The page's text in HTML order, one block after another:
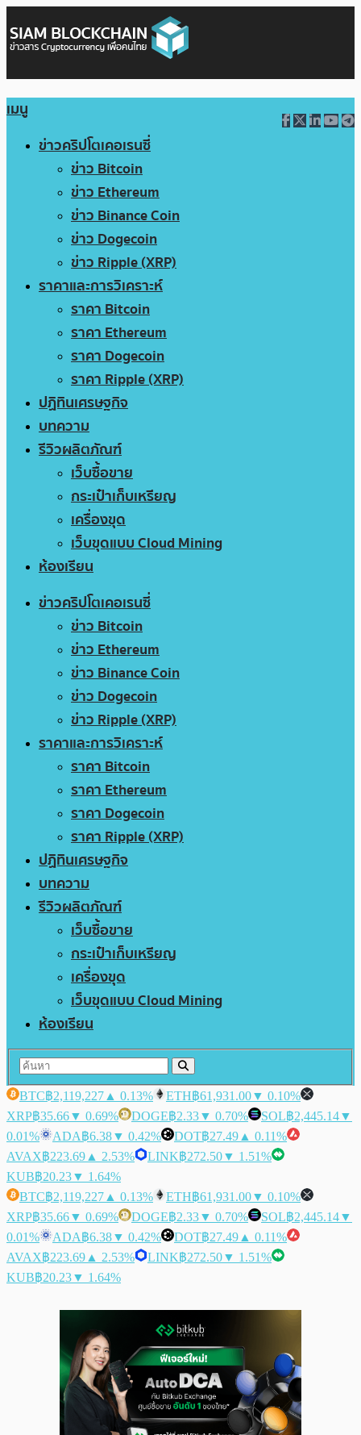
เมนู
ข่าวคริปโตเคอเรนซี่
ข่าว Bitcoin
ข่าว Ethereum
ข่าว Binance Coin
ข่าว Dogecoin
ข่าว Ripple (XRP)
ราคาและการวิเคราะห์
ราคา Bitcoin
ราคา Ethereum
ราคา Dogecoin
ราคา Ripple (XRP)
ปฏิทินเศรษฐกิจ
บทความ
รีวิวผลิตภัณฑ์
เว็บซื้อขาย
กระเป๋าเก็บเหรียญ
เครื่องขุด
เว็บขุดแบบ Cloud Mining
ห้องเรียน
ข่าวคริปโตเคอเรนซี่
ข่าว Bitcoin
ข่าว Ethereum
ข่าว Binance Coin
ข่าว Dogecoin
ข่าว Ripple (XRP)
ราคาและการวิเคราะห์
ราคา Bitcoin
ราคา Ethereum
ราคา Dogecoin
ราคา Ripple (XRP)
ปฏิทินเศรษฐกิจ
บทความ
รีวิวผลิตภัณฑ์
เว็บซื้อขาย
กระเป๋าเก็บเหรียญ
เครื่องขุด
เว็บขุดแบบ Cloud Mining
ห้องเรียน
BTC฿2,119,227 ▲ 0.13% ETH฿61,931.00▼ 0.10%
XRP฿35.66▼ 0.69% DOGE฿2.33▼ 0.70% SOL฿2,445.14▼
0.01%
ADA฿6.38▼ 0.42% DOT฿27.49 ▲ 0.11%
AVAX฿223.69 ▲ 2.53% LINK฿272.50▼ 1.51%
KUB฿20.23▼ 1.64%
BTC฿2,119,227 ▲ 0.13% ETH฿61,931.00▼ 0.10%
XRP฿35.66▼ 0.69% DOGE฿2.33▼ 0.70% SOL฿2,445.14▼
0.01%
ADA฿6.38▼ 0.42% DOT฿27.49 ▲ 0.11%
AVAX฿223.69 ▲ 2.53% LINK฿272.50▼ 1.51%
KUB฿20.23▼ 1.64%